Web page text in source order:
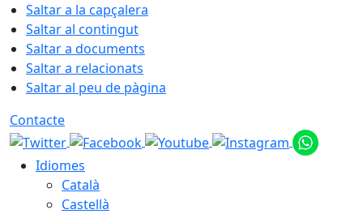
Saltar a la capçalera
Saltar al contingut
Saltar a documents
Saltar a relacionats
Saltar al peu de pàgina
Contacte
Idiomes
Català
Castellà